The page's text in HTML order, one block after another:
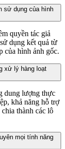
sử dụng của hình
quyền tác giả
dụng kết quả từ
của hình ảnh gốc.
xử lý hàng loạt
dung lượng thực
khả năng hỗ trợ
thành các lô
mọi tính năng